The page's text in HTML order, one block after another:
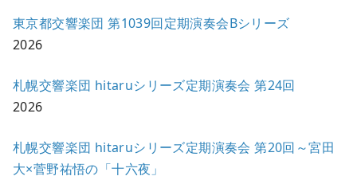
東京都交響楽団 第1039回定期演奏会Bシリーズ
2026
札幌交響楽団 hitaruシリーズ定期演奏会 第24回
2026
札幌交響楽団 hitaruシリーズ定期演奏会 第20回～宮田
大×菅野祐悟の「十六夜」